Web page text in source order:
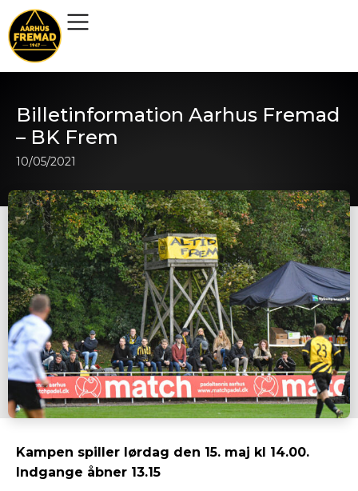
Billetinformation Aarhus Fremad
– BK Frem
10/05/2021
Kampen spiller lørdag den 15. maj kl 14.00.
Indgange åbner 13.15